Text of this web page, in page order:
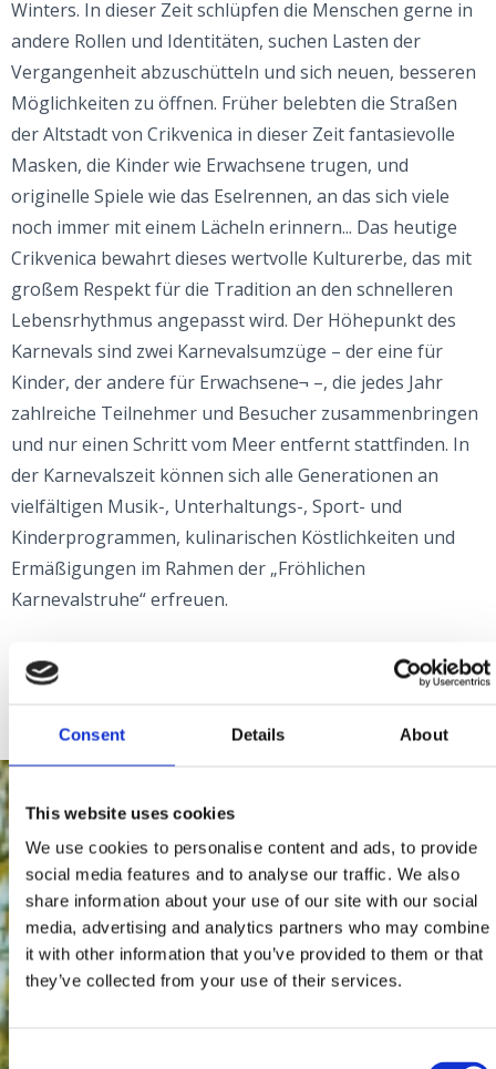
Consent Details About
This website uses cookies
We use cookies to personalise content and ads, to provide
social media features and to analyse our traffic. We also
share information about your use of our site with our social
media, advertising and analytics partners who may combine
it with other information that you’ve provided to them or that
they’ve collected from your use of their services.
Winters. In dieser Zeit schlüpfen die Menschen gerne in
andere Rollen und Identitäten, suchen Lasten der
Vergangenheit abzuschütteln und sich neuen, besseren
Möglichkeiten zu öffnen. Früher belebten die Straßen
der Altstadt von Crikvenica in dieser Zeit fantasievolle
Masken, die Kinder wie Erwachsene trugen, und
originelle Spiele wie das Eselrennen, an das sich viele
noch immer mit einem Lächeln erinnern... Das heutige
Crikvenica bewahrt dieses wertvolle Kulturerbe, das mit
großem Respekt für die Tradition an den schnelleren
Lebensrhythmus angepasst wird. Der Höhepunkt des
Karnevals sind zwei Karnevalsumzüge – der eine für
Kinder, der andere für Erwachsene¬ –, die jedes Jahr
zahlreiche Teilnehmer und Besucher zusammenbringen
und nur einen Schritt vom Meer entfernt stattfinden. In
der Karnevalszeit können sich alle Generationen an
vielfältigen Musik-, Unterhaltungs-, Sport- und
Kinderprogrammen, kulinarischen Köstlichkeiten und
Ermäßigungen im Rahmen der „Fröhlichen
Karnevalstruhe“ erfreuen.
FIND OUT MORE